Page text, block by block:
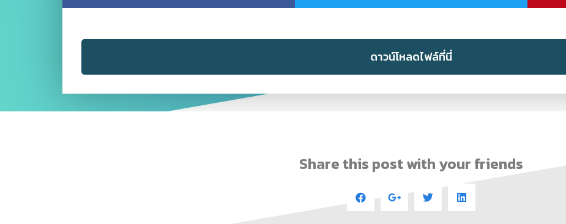
ดาวน์โหลดไฟล์ที่นี่
Share this post with your friends